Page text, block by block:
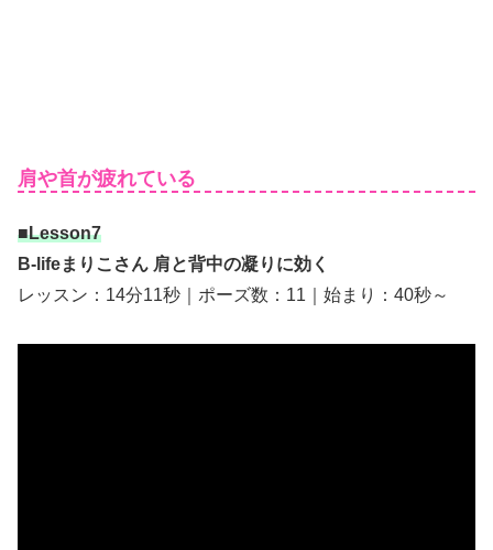
肩や首が疲れている
■Lesson7
B-lifeまりこさん 肩と背中の凝りに効く
レッスン：14分11秒｜ポーズ数：11｜始まり：40秒～